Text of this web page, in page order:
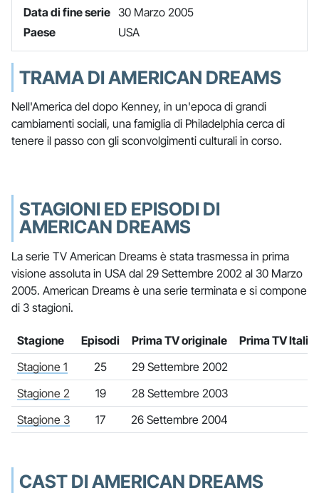
Data di fine serie 30 Marzo 2005
Paese
USA
TRAMA DI AMERICAN DREAMS
Nell'America del dopo Kenney, in un'epoca di grandi
cambiamenti sociali, una famiglia di Philadelphia cerca di
tenere il passo con gli sconvolgimenti culturali in corso.
STAGIONI ED EPISODI DI
AMERICAN DREAMS
La serie TV American Dreams è stata trasmessa in prima
visione assoluta in USA dal 29 Settembre 2002 al 30 Marzo
2005. American Dreams è una serie terminata e si compone
di 3 stagioni.
Stagione Episodi Prima TV originale
Prima TV Italia
Stagione 1
25
29 Settembre 2002
Stagione 2
19
28 Settembre 2003
Stagione 3
17 26 Settembre 2004
CAST DI AMERICAN DREAMS